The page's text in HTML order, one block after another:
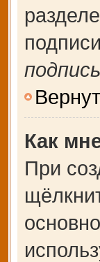
подпись
Как
При